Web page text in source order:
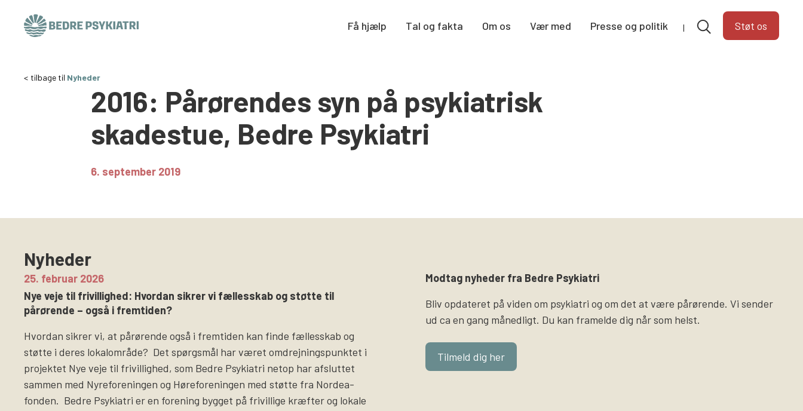
Få hjælp Tal og fakta Om os Vær med Presse og politik Støt os
tilbage til Nyheder
2016: Pårørendes syn på psykiatrisk
skadestue, Bedre Psykiatri
6. september 2019
Nyheder
25. februar 2026
Nye veje til frivillighed: Hvordan sikrer vi fællesskab og støtte til
pårørende – også i fremtiden?
Hvordan sikrer vi, at pårørende også i fremtiden kan finde fællesskab og
støtte i deres lokalområde? Det spørgsmål har været omdrejningspunktet i
projektet Nye veje til frivillighed, som Bedre Psykiatri netop har afsluttet
sammen med Nyreforeningen og Høreforeningen med støtte fra Nordea-
fonden. Bedre Psykiatri er en forening bygget på frivillige kræfter og lokale
Modtag nyheder fra Bedre Psykiatri
Bliv opdateret på viden om psykiatri og om det at være pårørende. Vi sender
ud ca en gang månedligt. Du kan framelde dig når som helst.
Tilmeld dig her